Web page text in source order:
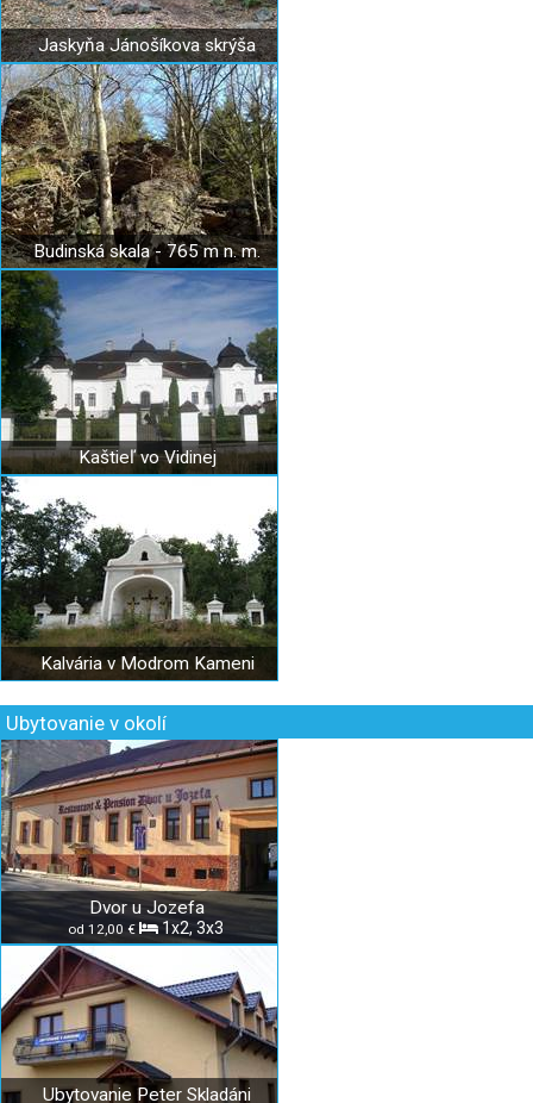
Jaskyňa Jánošíkova skrýša
Budinská skala - 765 m n. m.
Kaštieľ vo Vidinej
Kalvária v Modrom Kameni
Ubytovanie v okolí
Dvor u Jozefa
od 12,00 € 1x2, 3x3
Ubytovanie Peter Skladáni